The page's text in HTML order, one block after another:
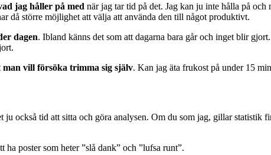
jag håller på med när jag tar tid på det. Jag kan ju inte hålla på
då större möjlighet att välja att använda den till något produktivt.
dagen. Ibland känns det som att dagarna bara går och inget blir
man vill försöka trimma sig själv. Kan jag äta frukost på under 15
ju också tid att sitta och göra analysen. Om du som jag, gillar
poster som heter ”slå dank” och ”lufsa runt”.